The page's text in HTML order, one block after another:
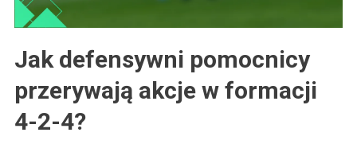
Jak defensywni pomocnicy
przerywają akcje w formacji
4-2-4?